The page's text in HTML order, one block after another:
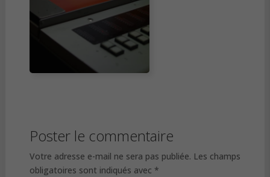
Poster le commentaire
Votre adresse e-mail ne sera pas publiée. Les champs
obligatoires sont indiqués avec *